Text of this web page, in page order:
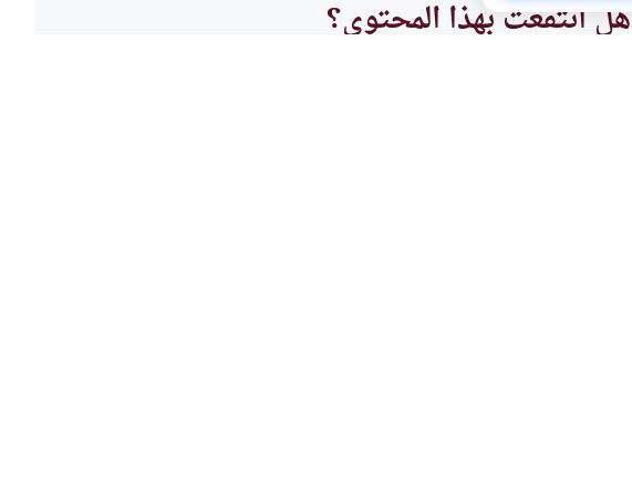
هل انتفعت بهذا المحتوى؟